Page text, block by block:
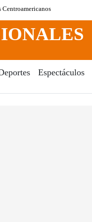
Centroamericanos
Espectáculos